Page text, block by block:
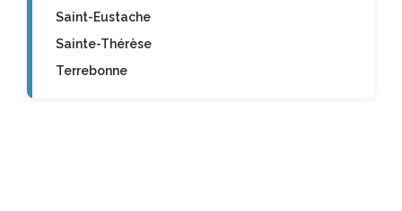
Saint-Eustache
Sainte-Thérèse
Terrebonne